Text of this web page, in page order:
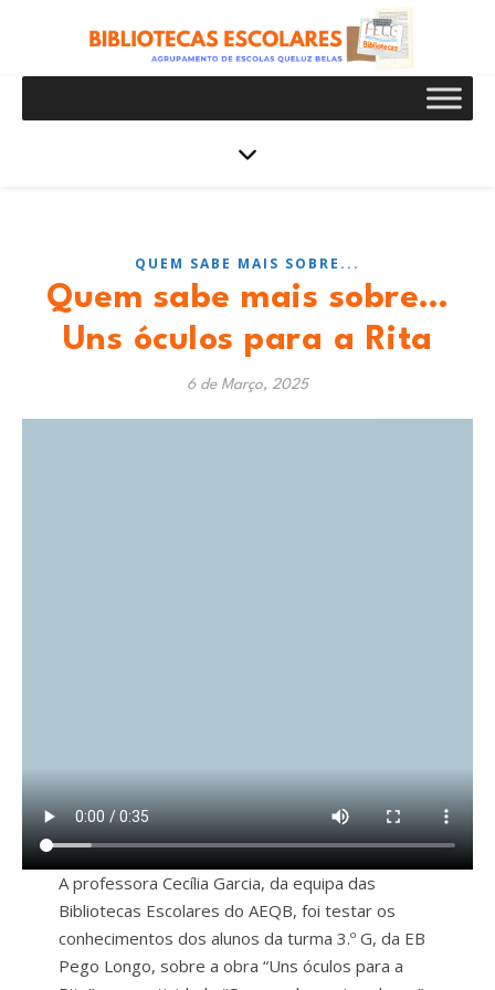
QUEM SABE MAIS SOBRE...
Quem sabe mais sobre…
Uns óculos para a Rita
6 de Março, 2025
A professora Cecília Garcia, da equipa das
Bibliotecas Escolares do AEQB, foi testar os
conhecimentos dos alunos da turma 3.º G, da EB
Pego Longo, sobre a obra “Uns óculos para a